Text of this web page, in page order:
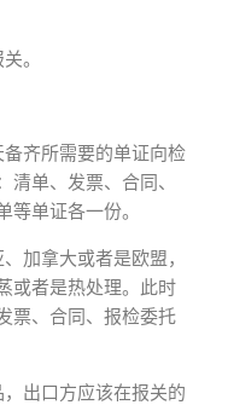
。
齐所需要的单证向检
单、发票、合同、
单证各一份。
加拿大或者是欧盟，
或者是热处理。此时
票、合同、报检委托
出口方应该在报关的